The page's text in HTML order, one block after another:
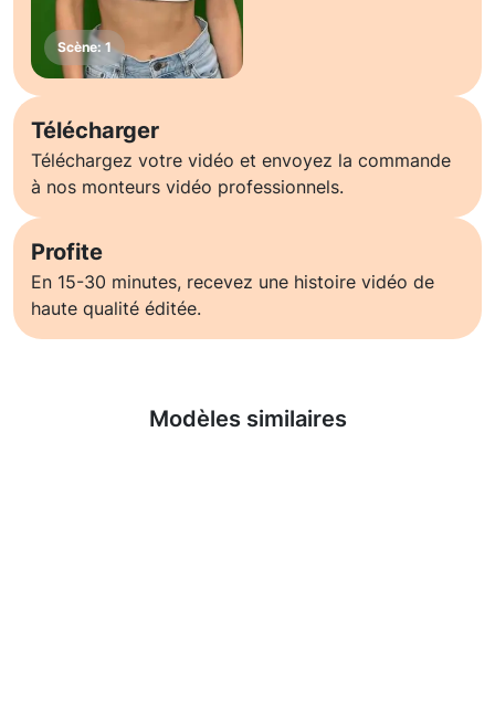
Télécharger
Téléchargez votre vidéo et envoyez la commande
à nos monteurs vidéo professionnels.
Profite
En 15-30 minutes, recevez une histoire vidéo de
haute qualité éditée.
Modèles similaires
En savoir plus